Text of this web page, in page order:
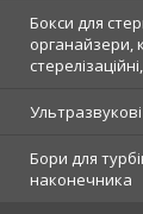
Бокси для
органайзери,
Бори для
наконечника